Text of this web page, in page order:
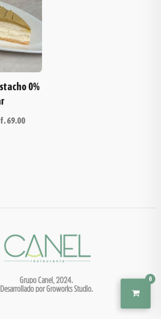
0%
69.00
Grupo Canel, 2024.
Desarrollado por Groworks Studio.
0